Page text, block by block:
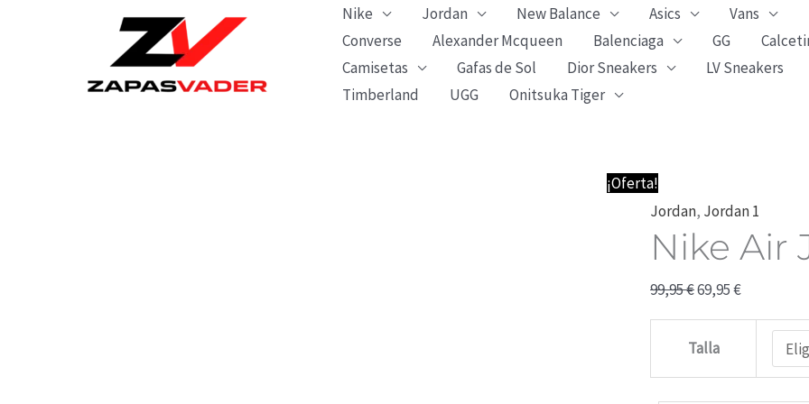
Nike Jordan New Balance Asics
Vans
Converse
Alexander Mcqueen Balenciaga GG
Camisetas
Gafas de Sol Dior Sneakers
LV Sneakers
Timberland
UGG Onitsuka Tiger
¡Oferta!
Jordan, Jordan 1
Nike Air
99,95€
precio
original
era:
99,95 €.
69,95€
precio
actual
es:
69,95 €.
Talla
Air
Jordan
Low
Blue
cantidad